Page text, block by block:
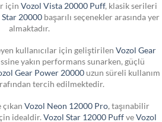
için Vozol Vista 20000 Puff, klasik serileri
Star 20000 başarılı seçenekler arasında yer
almaktadır.
kullanıcılar için geliştirilen Vozol Gear
yakın performans sunarken, güçlü
Gear Power 20000uzun süreli kullanım
tercih edilmektedir.
Vozol Neon 12000 Pro, taşınabilir
idealdir. Vozol Star 12000 PuffveVozol